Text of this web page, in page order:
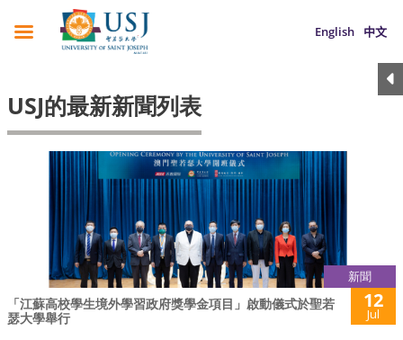
English 中文
USJ的最新新聞列表
新聞
「江蘇高校學生境外學習政府獎學金項目」啟動儀式於聖若
瑟大學舉行
12
Jul